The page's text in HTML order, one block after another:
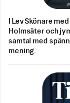
I Lev Skönare
Holmsäter och
samtal med
mening.